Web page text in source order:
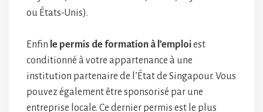
ou États-Unis).
Enfin le permis de formation à l’emploiest
conditionné à votre appartenance à une
institution partenaire de l’État de Singapour. Vous
pouvez également être sponsorisé par une
entreprise locale. Ce dernier permis est le plus